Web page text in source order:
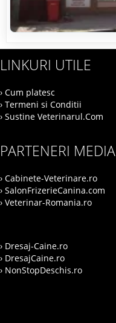
LINKURI UTILE
› Cum platesc
› Termeni si Conditii
› Sustine Veterinarul.Com
PARTENERI MEDIA
› Cabinete-Veterinare.ro
› SalonFrizerieCanina.com
› Veterinar-Romania.ro
› Dresaj-Caine.ro
› DresajCaine.ro
› NonStopDeschis.ro